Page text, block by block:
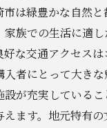
市は緑豊かな自然
家族での生活に適
好な交通アクセス
者にとって大きな
が充実している
ます。地元特有の